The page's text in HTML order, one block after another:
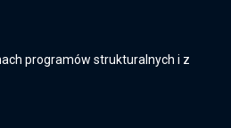
programów strukturalnych i z